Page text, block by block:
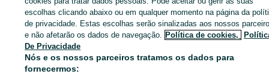
Entra na tua conta OLX ou cria uma nova para contactares
anunciante
Entrar ou criar conta
escolhas clicando abaixo ou em qualquer momento na página da
de privacidade. Estas escolhas serão sinalizadas aos nossos
e não afetarão os dados de navegação. Política de cookies,
De Privacidade
Nós e os nossos parceiros tratamos os dados para
fornecermos: